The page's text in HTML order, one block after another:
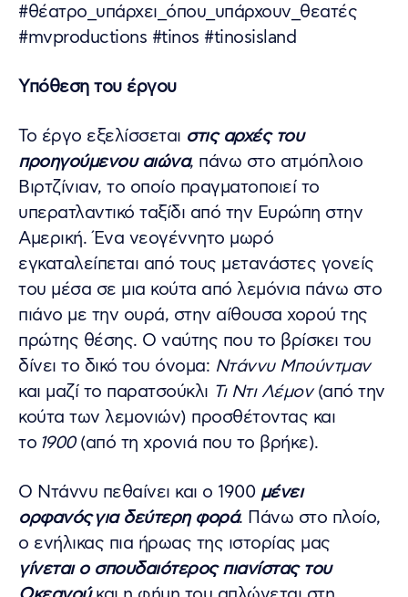
#θέατρο_υπάρχει_όπου_υπάρχουν_θεατές
#mvproductions #tinos #tinosisland
Υπόθεση του έργου
Το έργο εξελίσσεται στις αρχές του
προηγούμενου αιώνα, πάνω στο ατμόπλοιο
Βιρτζίνιαν, το οποίο πραγματοποιεί το
υπερατλαντικό ταξίδι από την Ευρώπη στην
Αμερική. Ένα νεογέννητο μωρό
εγκαταλείπεται από τους μετανάστες γονείς
του μέσα σε μια κούτα από λεμόνια πάνω στο
πιάνο με την ουρά, στην αίθουσα χορού της
πρώτης θέσης. Ο ναύτης που το βρίσκει του
δίνει το δικό του όνομα: Ντάννυ Μπούντμαν
και μαζί το παρατσούκλι Τι Ντι Λέμον(από την
κούτα των λεμονιών) προσθέτοντας και
το 1900(από τη χρονιά που το βρήκε).
Ο Ντάννυ πεθαίνει και ο 1900 μένει
ορφανός για δεύτερη φορά. Πάνω στο πλοίο,
ο ενήλικας πια ήρωας της ιστορίας μας
γίνεται ο σπουδαιότερος πιανίστας του